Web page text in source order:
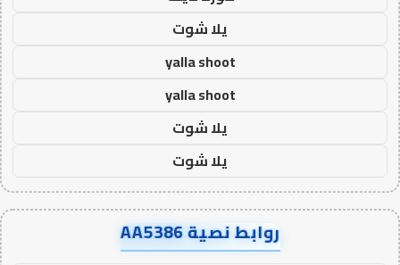
يلا شوت
yalla shoot
yalla shoot
يلا شوت
يلا شوت
روابط نصية AA5386